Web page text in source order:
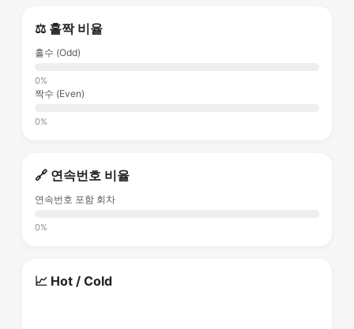
⚖️ 홀짝 비율
홀수 (Odd)
0%
짝수 (Even)
0%
🔗 연속번호 비율
연속번호 포함 회차
0%
📈 Hot / Cold